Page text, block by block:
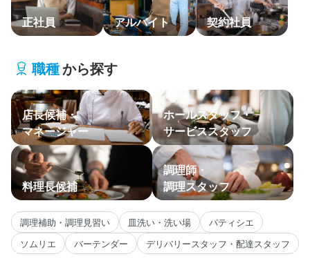
プライバシーポリシー
利用規約
企業情報
関西
中国・四国
九州・沖縄
主要エリア
正社員 アルバイト 契約社員
職種から探す
店長候補・
マネージャー
ホールスタッフ・
サービススタッフ
料理長候補
調理師・
調理スタッフ
調理補助・調理見習い 皿洗い・洗い場
パティシエ
ソムリエ
バーテンダー デリバリースタッフ・配達スタッフ